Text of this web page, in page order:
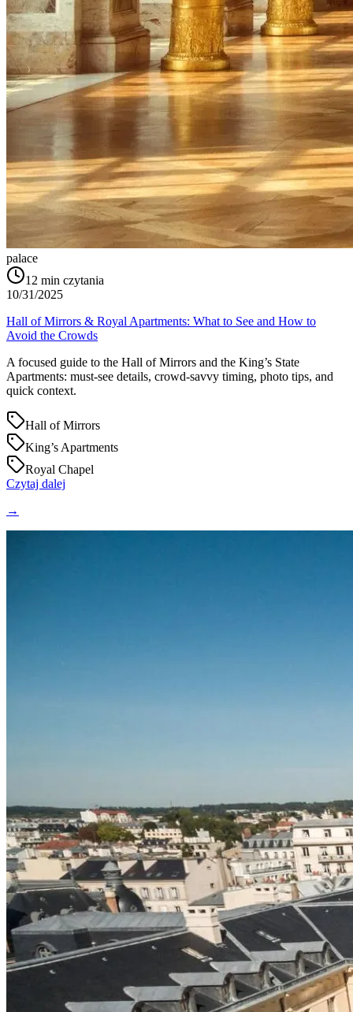
palace
12 min czytania
10/31/2025
Hall of Mirrors & Royal Apartments: What to See and How to
Avoid the Crowds
A focused guide to the Hall of Mirrors and the King’s State
Apartments: must‑see details, crowd‑savvy timing, photo tips, and
quick context.
Hall of Mirrors
King’s Apartments
Royal Chapel
Czytaj dalej
→